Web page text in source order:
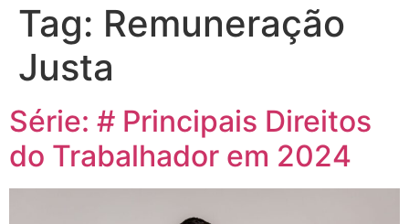
Tag: Remuneração
Justa
Série: # Principais Direitos
do Trabalhador em 2024